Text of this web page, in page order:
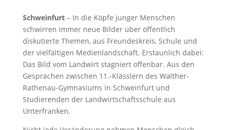
Schweinfurt– In die Köpfe junger Menschen
schwirren immer neue Bilder über öffentlich
diskutierte Themen, aus Freundeskreis, Schule und
der vielfältigen Medienlandschaft. Erstaunlich dabei:
Das Bild vom Landwirt stagniert offenbar. Aus den
Gesprächen zwischen 11.-Klässlern des Walther-
Rathenau-Gymnasiums in Schweinfurt und
Studierenden der Landwirtschaftsschule aus
Unterfranken.